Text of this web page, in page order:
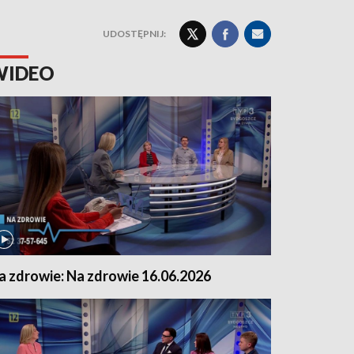
UDOSTĘPNIJ:
zdrowie: Na zdrowie 16.06.2026